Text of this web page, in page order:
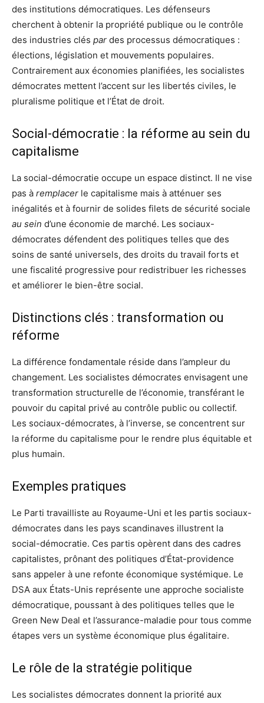
des institutions démocratiques. Les défenseurs
cherchent à obtenir la propriété publique ou le contrôle
des industries clés par des processus démocratiques :
élections, législation et mouvements populaires.
Contrairement aux économies planifiées, les socialistes
démocrates mettent l’accent sur les libertés civiles, le
pluralisme politique et l’État de droit.
Social-démocratie : la réforme au sein du
capitalisme
La social-démocratie occupe un espace distinct. Il ne vise
pas à remplacer le capitalisme mais à atténuer ses
inégalités et à fournir de solides filets de sécurité sociale
au sein d’une économie de marché. Les sociaux-
démocrates défendent des politiques telles que des
soins de santé universels, des droits du travail forts et
une fiscalité progressive pour redistribuer les richesses
et améliorer le bien-être social.
Distinctions clés : transformation ou
réforme
La différence fondamentale réside dans l’ampleur du
changement. Les socialistes démocrates envisagent une
transformation structurelle de l’économie, transférant le
pouvoir du capital privé au contrôle public ou collectif.
Les sociaux-démocrates, à l’inverse, se concentrent sur
la réforme du capitalisme pour le rendre plus équitable et
plus humain.
Exemples pratiques
Le Parti travailliste au Royaume-Uni et les partis sociaux-
démocrates dans les pays scandinaves illustrent la
social-démocratie. Ces partis opèrent dans des cadres
capitalistes, prônant des politiques d’État-providence
sans appeler à une refonte économique systémique. Le
DSA aux États-Unis représente une approche socialiste
démocratique, poussant à des politiques telles que le
Green New Deal et l’assurance-maladie pour tous comme
étapes vers un système économique plus égalitaire.
Le rôle de la stratégie politique
Les socialistes démocrates donnent la priorité aux